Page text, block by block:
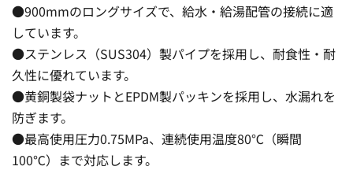
●900mmのロングサイズで、給水・給湯配管の接続に適
しています。
●ステンレス（SUS304）製パイプを採用し、耐食性・耐
久性に優れています。
●黄銅製袋ナットとEPDM製パッキンを採用し、水漏れを
防ぎます。
●最高使用圧力0.75MPa、連続使用温度80℃（瞬間
100℃）まで対応します。